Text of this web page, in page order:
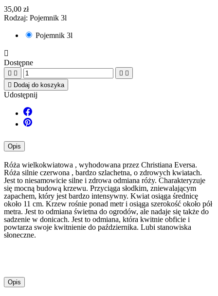
35,00 zł
Rodzaj: Pojemnik 3l
Pojemnik 3l

Dostępne
   
 Dodaj do koszyka
Udostępnij
Opis
Róża wielkokwiatowa , wyhodowana przez Christiana Eversa.
Róża silnie czerwona , bardzo szlachetna, o zdrowych kwiatach.
Jest to niesamowicie silne i zdrowa odmiana róży. Charakteryzuje
się mocną budową krzewu. Przyciąga słodkim, zniewalającym
zapachem, który jest bardzo intensywny. Kwiat osiąga średnicę
około 11 cm. Krzew rośnie ponad metr i osiąga szerokość około pół
metra. Jest to odmiana świetna do ogrodów, ale nadaje się także do
sadzenie w donicach. Jest to odmiana, która kwitnie obficie i
powtarza swoje kwitnienie do października. Lubi stanowiska
słoneczne.
Opis